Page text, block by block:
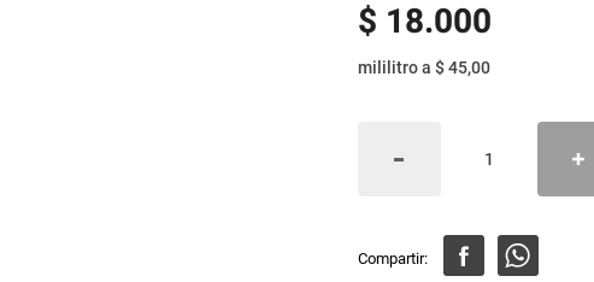
$ 18.000
mililitroa $ 45,00